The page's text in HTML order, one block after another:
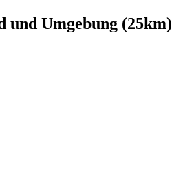
und Umgebung (25km)